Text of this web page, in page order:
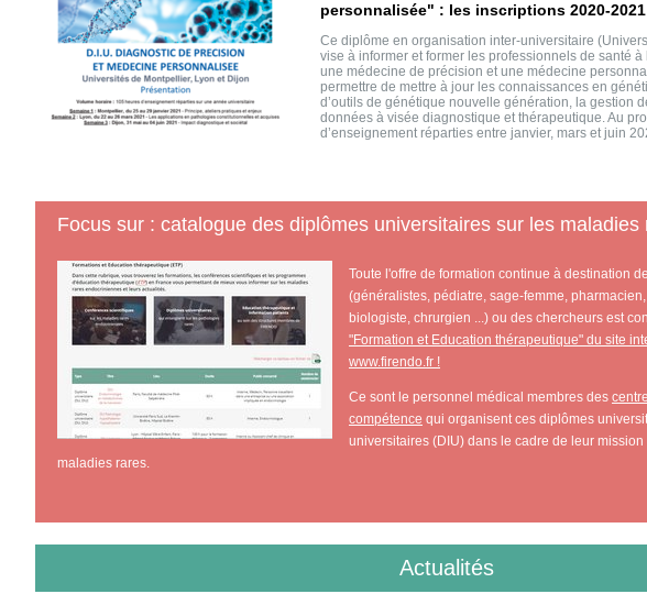
personnalisée" : les inscriptions 2020-
Ce diplôme en organisation inter-universitaire
vise à informer et former les professionnels de santé
une médecine de précision et une médecine
permettre de mettre à jour les connaissances en
d’outils de génétique nouvelle génération, la gestion
données à visée diagnostique et thérapeutique. Au
d’enseignement réparties entre janvier, mars et juin
Focus sur : catalogue des diplômes universitaires sur les
Toute l'offre de formation continue à destination
(généralistes, pédiatre, sage-femme,
biologiste, chrurgien ...) ou des chercheurs est
"Formation et Education thérapeutique" du site
www.firendo.fr !
Ce sont le personnel médical membres des
compétence qui organisent ces diplômes
universitaires (DIU) dans le cadre de leur
maladies rares.
Actualités